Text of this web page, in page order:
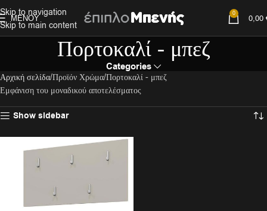
Skip to navigation
Skip to main content
ΜΕΝΟΎ 0 0,00
Πορτοκαλί - μπεζ
Categories
Αρχική σελίδα Προϊόν Χρώμα Πορτοκαλί - μπεζ
Εμφάνιση του μοναδικού αποτελέσματος
Show sidebar